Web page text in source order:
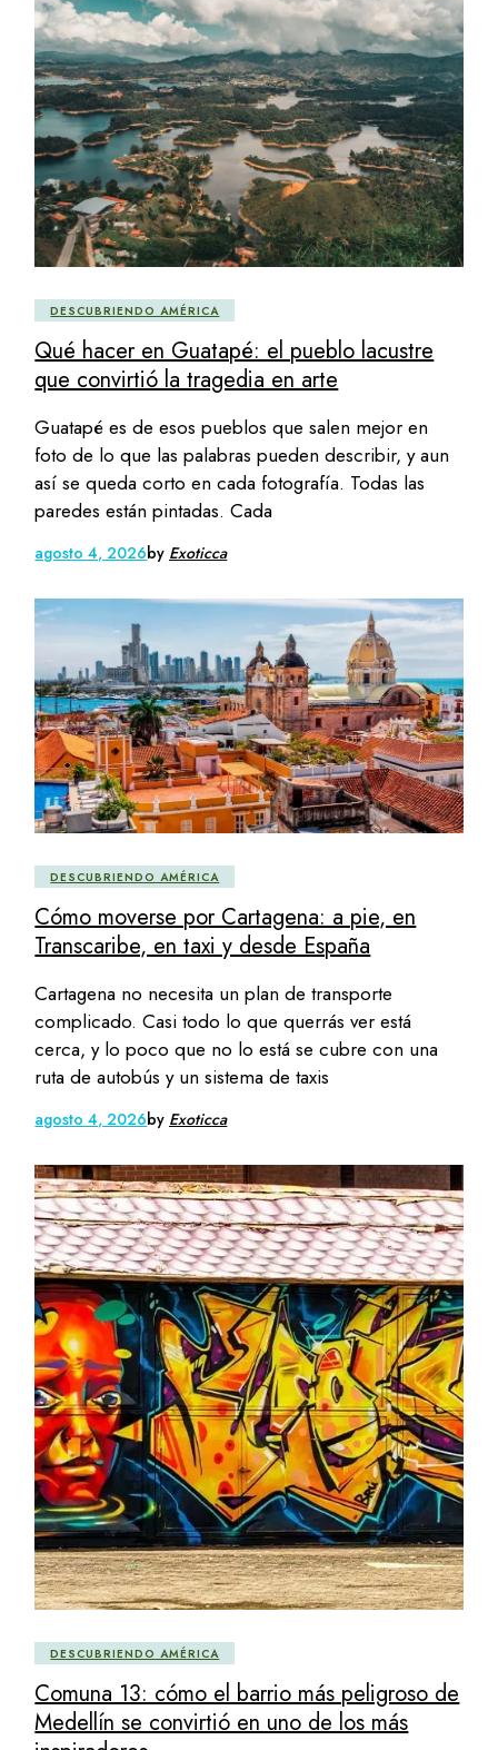
DESCUBRIENDO AMÉRICA
Qué hacer en Guatapé: el pueblo lacustre
que convirtió la tragedia en arte
Guatapé es de esos pueblos que salen mejor en
foto de lo que las palabras pueden describir, y aun
así se queda corto en cada fotografía. Todas las
paredes están pintadas. Cada
agosto 4, 2026by Exoticca
DESCUBRIENDO AMÉRICA
Cómo moverse por Cartagena: a pie, en
Transcaribe, en taxi y desde España
Cartagena no necesita un plan de transporte
complicado. Casi todo lo que querrás ver está
cerca, y lo poco que no lo está se cubre con una
ruta de autobús y un sistema de taxis
agosto 4, 2026by Exoticca
DESCUBRIENDO AMÉRICA
Comuna 13: cómo el barrio más peligroso de
Medellín se convirtió en uno de los más